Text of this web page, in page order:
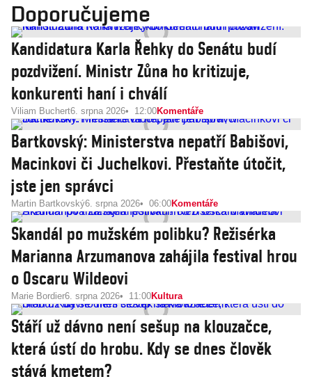
Doporučujeme
Kandidatura Karla Řehky do Senátu budí
pozdvižení. Ministr Zůna ho kritizuje,
konkurenti haní i chválí
Viliam Buchert6. srpna 2026 12:00Komentáře
Bartkovský: Ministerstva nepatří Babišovi,
Macinkovi či Juchelkovi. Přestaňte útočit,
jste jen správci
Martin Bartkovský6. srpna 2026 06:00Komentáře
Skandál po mužském polibku? Režisérka
Marianna Arzumanova zahájila festival hrou
o Oscaru Wildeovi
Marie Bordier6. srpna 2026 11:00Kultura
Stáří už dávno není sešup na klouzačce,
která ústí do hrobu. Kdy se dnes člověk
stává kmetem?